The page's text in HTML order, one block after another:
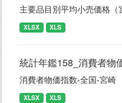
主要品目別平均小売価格（
XLSX XLS
統計年鑑158_消費者物
消費者物価指数-全国-宮崎
XLSX XLS